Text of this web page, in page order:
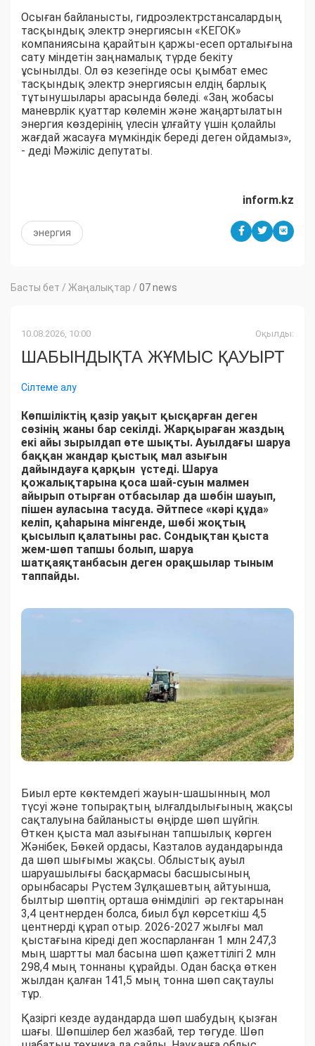
Осыған байланысты, гидроэлектрстансалардың
тасқындық электр энергиясын «КЕГОК»
компаниясына қарайтын қаржы-есеп орталығына
сату міндетін заңнамалық түрде бекіту
ұсынылды. Ол өз кезегінде осы қымбат емес
тасқындық электр энергиясын елдің барлық
тұтынушылары арасында бөледі. «Заң жобасы
маневрлік қуаттар көлемін және жаңартылатын
энергия көздерінің үлесін ұлғайту үшін қолайлы
жағдай жасауға мүмкіндік береді деген ойдамыз»,
- деді Мәжіліс депутаты.
inform.kz
энергия
Басты бет / Жаңалықтар / 07 news
10.08.2026, 10:00 Оқылды:
ШАБЫНДЫҚТА ЖҰМЫС ҚАУЫРТ
Сілтеме алу
Көпшіліктің қазір уақыт қысқарған деген
сөзінің жаны бар секілді. Жарқыраған жаздың
екі айы зырылдап өте шықты. Ауылдағы шаруа
баққан жандар қыстық мал азығын
дайындауға қарқын үстеді. Шаруа
қожалықтарына қоса шай-суын малмен
айырып отырған отбасылар да шөбін шауып,
пішен ауласына тасуда. Әйтпесе «кәрі құда»
келіп, қаһарына мінгенде, шөбі жоқтың
қысылып қалатыны рас. Сондықтан қыста
жем-шөп тапшы болып, шаруа
шатқаяқтанбасын деген орақшылар тыным
таппайды.
Биыл ерте көктемдегі жауын-шашынның мол
түсуі және топырақтың ылғалдылығының жақсы
сақталуына байланысты өңірде шөп шүйгін.
Өткен қыста мал азығынан тапшылық көрген
Жәнібек, Бөкей ордасы, Казталов аудандарында
да шөп шығымы жақсы. Облыстық ауыл
шаруашылығы басқармасы басшысының
орынбасары Рүстем Зұлқашевтың айтуынша,
былтыр шөптің орташа өнімділігі әр гектарынан
3,4 центнерден болса, биыл бұл көрсеткіш 4,5
центнерді құрап отыр. 2026-2027 жылғы мал
қыстағына кіреді деп жоспарланған 1 млн 247,3
мың шартты мал басына шөп қажеттілігі 2 млн
298,4 мың тоннаны құрайды. Одан басқа өткен
жылдан қалған 141,5 мың тонна шөп сақтаулы
тұр.
Қазіргі кезде аудандарда шөп шабудың қызған
шағы. Шөпшілер бел жазбай, тер төгуде. Шөп